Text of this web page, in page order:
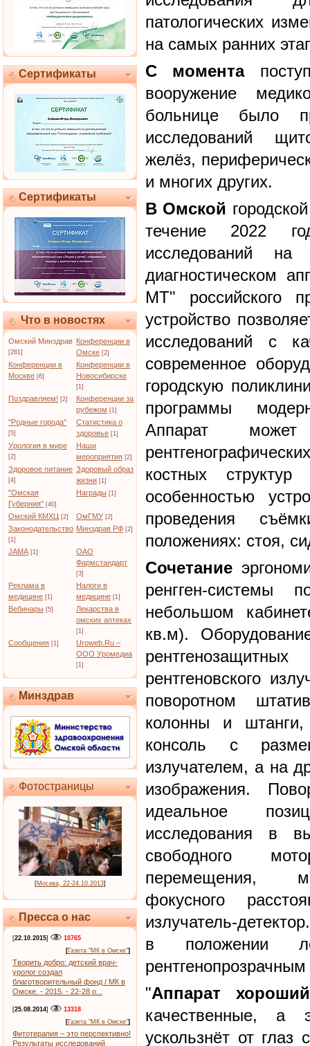
Сертификаты
Сертификаты
Что в новостях
Омский Минздрав
[281]
Конференции в
Омске [2]
Конференции в
Москве [6]
Конференции в
Новосибирске
[1]
Поздравляем! [2]
Конференции за
рубежом [1]
"Родные города"
[5]
Статистика о
здоровье [1]
Урология в мире
[2]
Наши
мероприятия [2]
Здоровое питание
[4]
Здоровый образ
жизни [1]
"Омская
Губерния" [40]
Награды [1]
Омский КМХЦ [2] ОмГМУ [2]
Законодательство
[1]
Минздрав РФ [2]
JAMA [1]
ОАО
Фармстандарт
[3]
Реклама в
медицине [1]
Налоги в
медицине [1]
Вебинары [5]
Лекарства в
омских аптеках
[1]
Сообщения [1]
Uroweb.Ru –
ООО Уромедиа
[1]
Минздрав
Фотостраницы
[Москва, 22-24.10.2013]
Пресса о нас
[22.10.2015]
10765
[Газета "МК в Омске"]
Творить добро: детский врач-
уролог создал
благотворительный фонд / МК в
Омске. - 2015. - 22-28 о...
[25.08.2014]
13318
[Газета "МК в Омске"]
Фитотерапия – это перспективно!
Результаты исследований
патологических
на самых ранних
С момента
вооружение
больнице было
исследований
желёз,
и многих других.
В Омской
течение 2022
исследований на
диагностическом
МТ" российского
устройство
исследований с
современное
городскую
программы
Аппарат
костных
особенностью
проведения
положениях: стоя,
Сочетание
ренгген-системы
небольшом
кв.м).
рентгеновского
поворотном
колонны и штанги,
консоль с
излучателем, а на
изображения.
идеальное
исследования в
свободного
перемещения,
фокусного
излучатель-
в положении
"Аппарат хороший
качественные, а
ускользнёт от глаз